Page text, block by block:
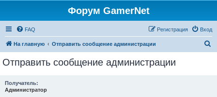
Форум GamerNet
FAQ Вход
Регистрация
На главную Отправить сообщение администрации
Отправить сообщение администрации
Получатель:
Администратор